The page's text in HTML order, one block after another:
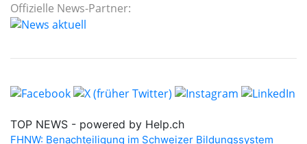
Offizielle News-Partner: